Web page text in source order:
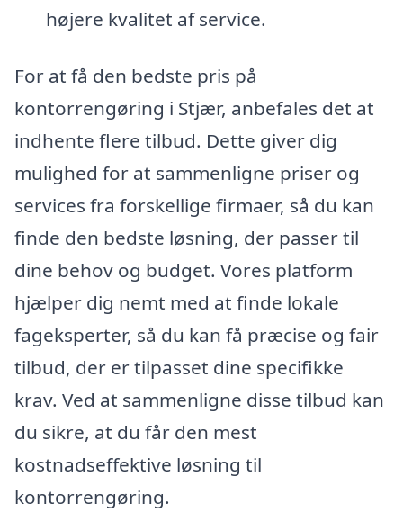
højere kvalitet af service.
For at få den bedste pris på
kontorrengøring i Stjær, anbefales det at
indhente flere tilbud. Dette giver dig
mulighed for at sammenligne priser og
services fra forskellige firmaer, så du kan
finde den bedste løsning, der passer til
dine behov og budget. Vores platform
hjælper dig nemt med at finde lokale
fageksperter, så du kan få præcise og fair
tilbud, der er tilpasset dine specifikke
krav. Ved at sammenligne disse tilbud kan
du sikre, at du får den mest
kostnadseffektive løsning til
kontorrengøring.